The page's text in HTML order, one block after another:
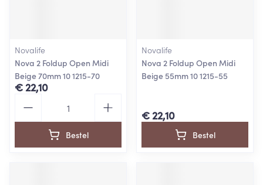
Novalife
Nova 2 Foldup Open Midi
Beige 70mm 10 1215-70
€ 22,10
Bestel
Novalife
Nova 2 Foldup Open Midi
Beige 55mm 10 1215-55
€ 22,10
Bestel